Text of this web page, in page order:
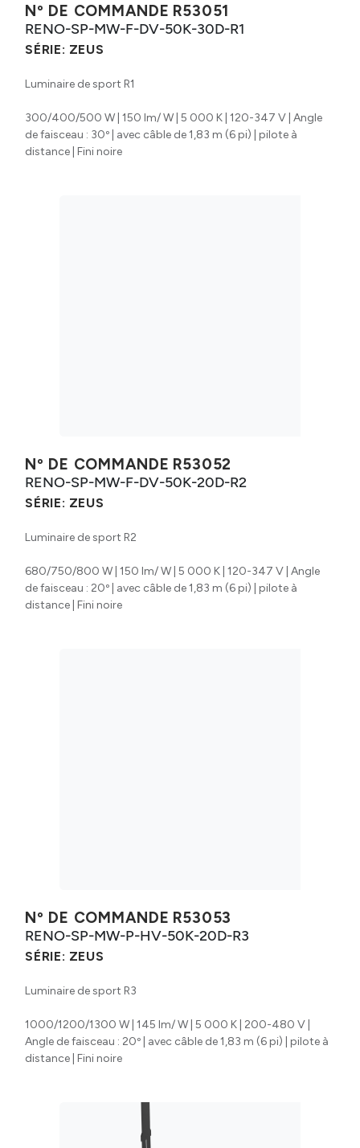
Nº DE COMMANDE R53051
RENO-SP-MW-F-DV-50K-30D-R1
SÉRIE: ZEUS
Luminaire de sport R1
300/400/500 W | 150 lm/ W | 5 000 K | 120-347 V | Angle
de faisceau : 30º | avec câble de 1,83 m (6 pi) | pilote à
distance | Fini noire
Nº DE COMMANDE R53052
RENO-SP-MW-F-DV-50K-20D-R2
SÉRIE: ZEUS
Luminaire de sport R2
680/750/800 W | 150 lm/ W | 5 000 K | 120-347 V | Angle
de faisceau : 20º | avec câble de 1,83 m (6 pi) | pilote à
distance | Fini noire
Nº DE COMMANDE R53053
RENO-SP-MW-P-HV-50K-20D-R3
SÉRIE: ZEUS
Luminaire de sport R3
1000/1200/1300 W | 145 lm/ W | 5 000 K | 200-480 V |
Angle de faisceau : 20º | avec câble de 1,83 m (6 pi) | pilote à
distance | Fini noire